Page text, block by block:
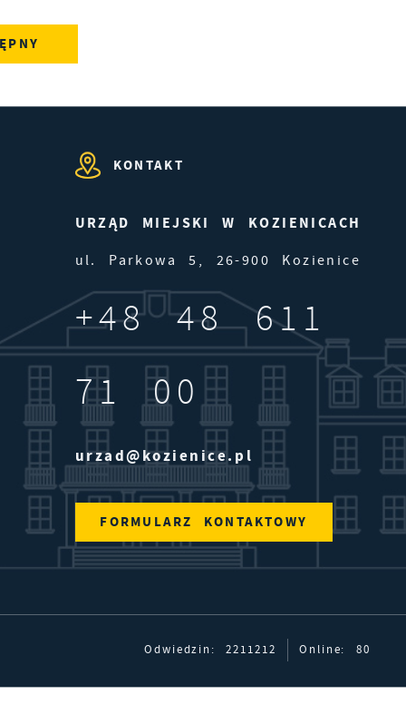
KONTAKT
URZĄD MIEJSKI W KOZIENICACH
ul. Parkowa 5, 26-900 Kozienice
+48 48 611
71 00
urzad@kozienice.pl
FORMULARZ KONTAKTOWY
Odwiedzin: 2211212 Online: 80